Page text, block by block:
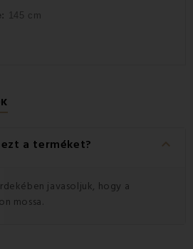
145 cm
a terméket? keyboard_arrow_down
javasoljuk, hogy a
mossa.